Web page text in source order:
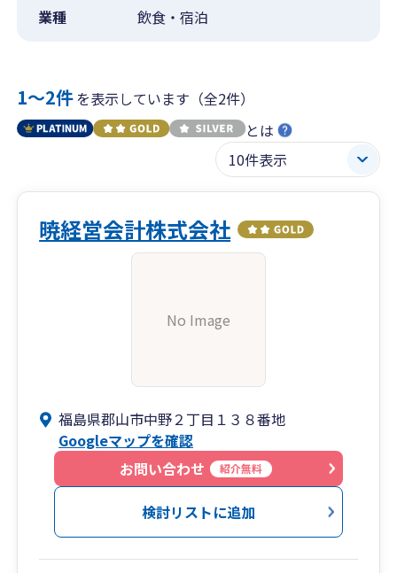
業種
飲食・宿泊
1〜2件を表示しています（全2件）
とは
暁経営会計株式会社
No Image
福島県郡山市中野２丁目１３８番地
Googleマップを確認
お問い合わせ
紹介無料
検討リストに追加